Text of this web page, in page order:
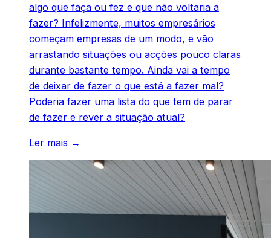
algo que faça ou fez e que não voltaria a
fazer? Infelizmente, muitos empresários
começam empresas de um modo, e vão
arrastando situações ou acções pouco claras
durante bastante tempo. Ainda vai a tempo
de deixar de fazer o que está a fazer mal?
Poderia fazer uma lista do que tem de parar
de fazer e rever a situação atual?
Ler mais →